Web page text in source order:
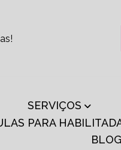
SERVIÇOS
PARA
BLOG